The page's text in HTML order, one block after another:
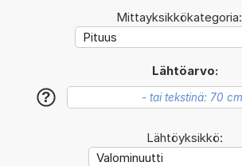
Mittayksikkökategoria:
Lähtöarvo:
?
Lähtöyksikkö: